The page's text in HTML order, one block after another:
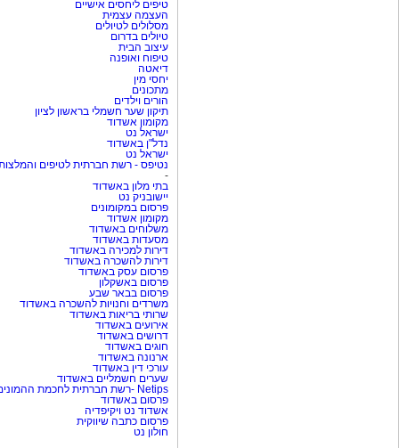
טיפים ליחסים אישיים
העצמה עצמית
מסלולים לטיולים
טיולים בדרום
עיצוב הבית
טיפוח ואופנה
דיאטה
יחסי מין
מתכונים
הורים וילדים
תיקון שער חשמלי בראשון לציון
מקומון אשדוד
ישראל נט
נדל"ן באשדוד
ישראל נט
נטיפס - רשת חברתית לטיפים
-
בתי מלון באשדוד
יישובניק נט
פרסום במקומונים
מקומון אשדוד
משלוחים באשדוד
מסעדות באשדוד
דירות למכירה באשדוד
דירות להשכרה באשדוד
פרסום עסק באשדוד
פרסום באשקלון
פרסום בבאר שבע
משרדים וחנויות להשכרה באשדוד
שרותי בריאות באשדוד
אירועים באשדוד
דרושים באשדוד
חוגים באשדוד
ארנונה באשדוד
עורכי דין באשדוד
שערים חשמליים באשדוד
Netips -רשת חברתית לחכמת ההמונים
פרסום באשדוד
אשדוד נט ויקיפדיה
פרסום כתבה שיווקית
חולון נט